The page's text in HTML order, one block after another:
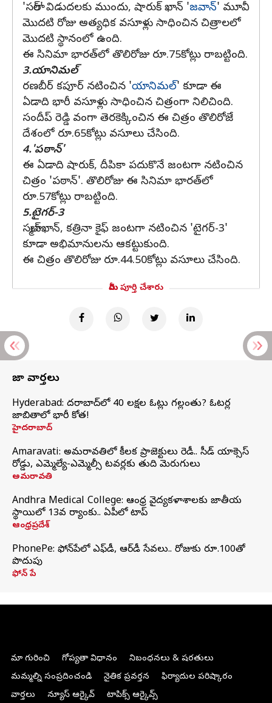
'సలార్' విడుదలకు ముందు, షారుక్ ఖాన్ 'జవాన్' మూవీ
మొదటి రోజు అత్యధిక వసూళ్లు సాధించిన చిత్రాలలో
మొదటి స్థానంలో ఉంది.
ఈ సినిమా భారత్‌లో తొలిరోజు రూ.75కోట్లు రాబట్టింది.
3.యానిమల్
రణబీర్ కపూర్ నటించిన 'యానిమల్' కూడా ఈ
ఏడాది భారీ వసూళ్లు సాధించిన చిత్రంగా నిలిచింది.
సందీప్ రెడ్డి వంగా తెరకెక్కించిన ఈ చిత్రం తొలిరోజే
దేశంలో రూ.65కోట్లు వసూలు చేసింది.
4.'పఠాన్'
ఈ ఏడాది షారుక్‌, దీపికా పదుకొనే జంటగా నటించిన
చిత్రం 'పఠాన్‌'. తొలిరోజు ఈ సినిమా భారత్‌లో
రూ.57కోట్లు రాబట్టింది.
5.టైగర్-3
సల్మాన్‌ఖాన్‌, కత్రినా కైఫ్‌ జంటగా నటించిన 'టైగర్-3'
కూడా అభిమానులను ఆకట్టుకుంది.
ఈ చిత్రం తొలిరోజు రూ.44.50కోట్లు వసూలు చేసింది.
మీరు పూర్తి చేశారు
తాజా వార్తలు
Hyderabad: హైదరాబాద్‌లో 40 లక్షల ఓట్లు గల్లంతు? ఓటర్ల
జాబితాలో భారీ కోత!
హైదరాబాద్
Amaravati: అమరావతిలో కీలక ప్రాజెక్టులు రెడీ.. సీడ్‌ యాక్సెస్‌
రోడ్డు, ఎమ్మెల్యే-ఎమ్మెల్సీ టవర్లకు తుది మెరుగులు
అమరావతి
Andhra Medical College: ఆంధ్ర వైద్యకళాశాలకు జాతీయ
స్థాయిలో 13వ ర్యాంకు.. ఏపీలో టాప్
ఆంధ్రప్రదేశ్
PhonePe: ఫోన్‌పేలో ఎఫ్‌డీ, ఆర్‌డీ సేవలు.. రోజుకు రూ.100తో
పొదుపు
ఫోన్‌ పే
మా గురించి గోప్యతా విధానం
నిబంధనలు & షరతులు
మమ్మల్ని సంప్రదించండి
నైతిక ప్రవర్తన
ఫిర్యాదుల పరిష్కారం
వార్తలు
న్యూస్ ఆర్కైవ్ టాపిక్స్ ఆర్కైవ్స్